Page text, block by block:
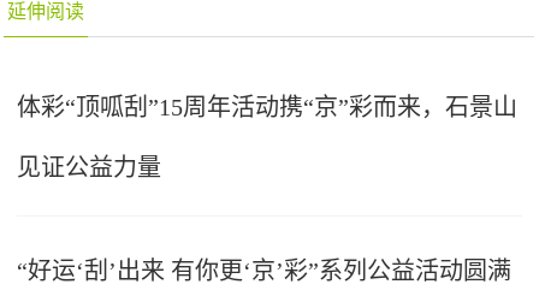
延伸阅读
体彩“顶呱刮”15周年活动携“京”彩而来，石景山
见证公益力量
“好运‘刮’出来 有你更‘京’彩”系列公益活动圆满